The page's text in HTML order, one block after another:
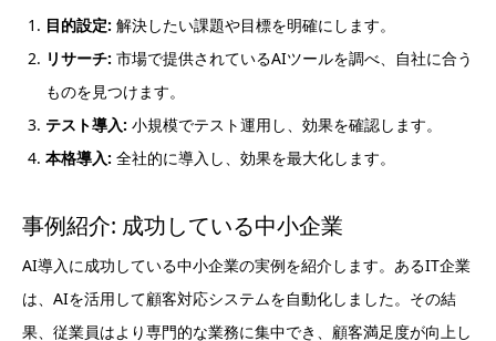
目的設定: 解決したい課題や目標を明確にします。
リサーチ: 市場で提供されているAIツールを調べ、自社に合う
ものを見つけます。
テスト導入: 小規模でテスト運用し、効果を確認します。
本格導入: 全社的に導入し、効果を最大化します。
事例紹介: 成功している中小企業
AI導入に成功している中小企業の実例を紹介します。あるIT企業
は、AIを活用して顧客対応システムを自動化しました。その結
果、従業員はより専門的な業務に集中でき、顧客満足度が向上し